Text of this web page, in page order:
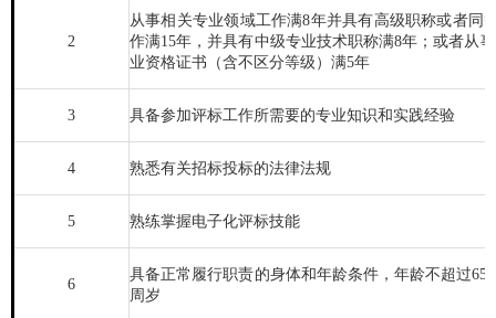
2
从事相关专业领域工作满8年并具有高级职称或者同
作满15年，并具有中级专业技术职称满8年；或者从
业资格证书（含不区分等级）满5年
3 具备参加评标工作所需要的专业知识和实践经验
4 熟悉有关招标投标的法律法规
5 熟练掌握电子化评标技能
6
具备正常履行职责的身体和年龄条件，年龄不超过
周岁